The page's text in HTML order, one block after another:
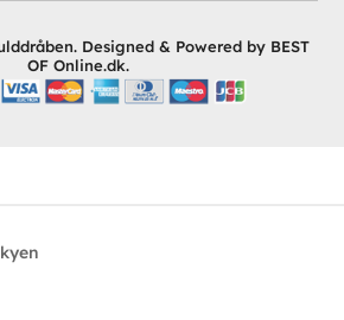
Designed & Powered by BEST
OF Online.dk.